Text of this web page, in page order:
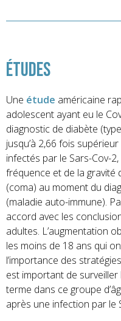
Études
Une étude américaine
adolescent ayant eu le
diagnostic de diabète
jusqu’à 2,66 fois
infectés par le Sars-Cov-2
fréquence et de la gravité
(coma) au moment du
(maladie auto-immune).
accord avec les
adultes. L’augmentation
les moins de 18 ans qui
l’importance des
est important de
terme dans ce groupe
après une infection par le